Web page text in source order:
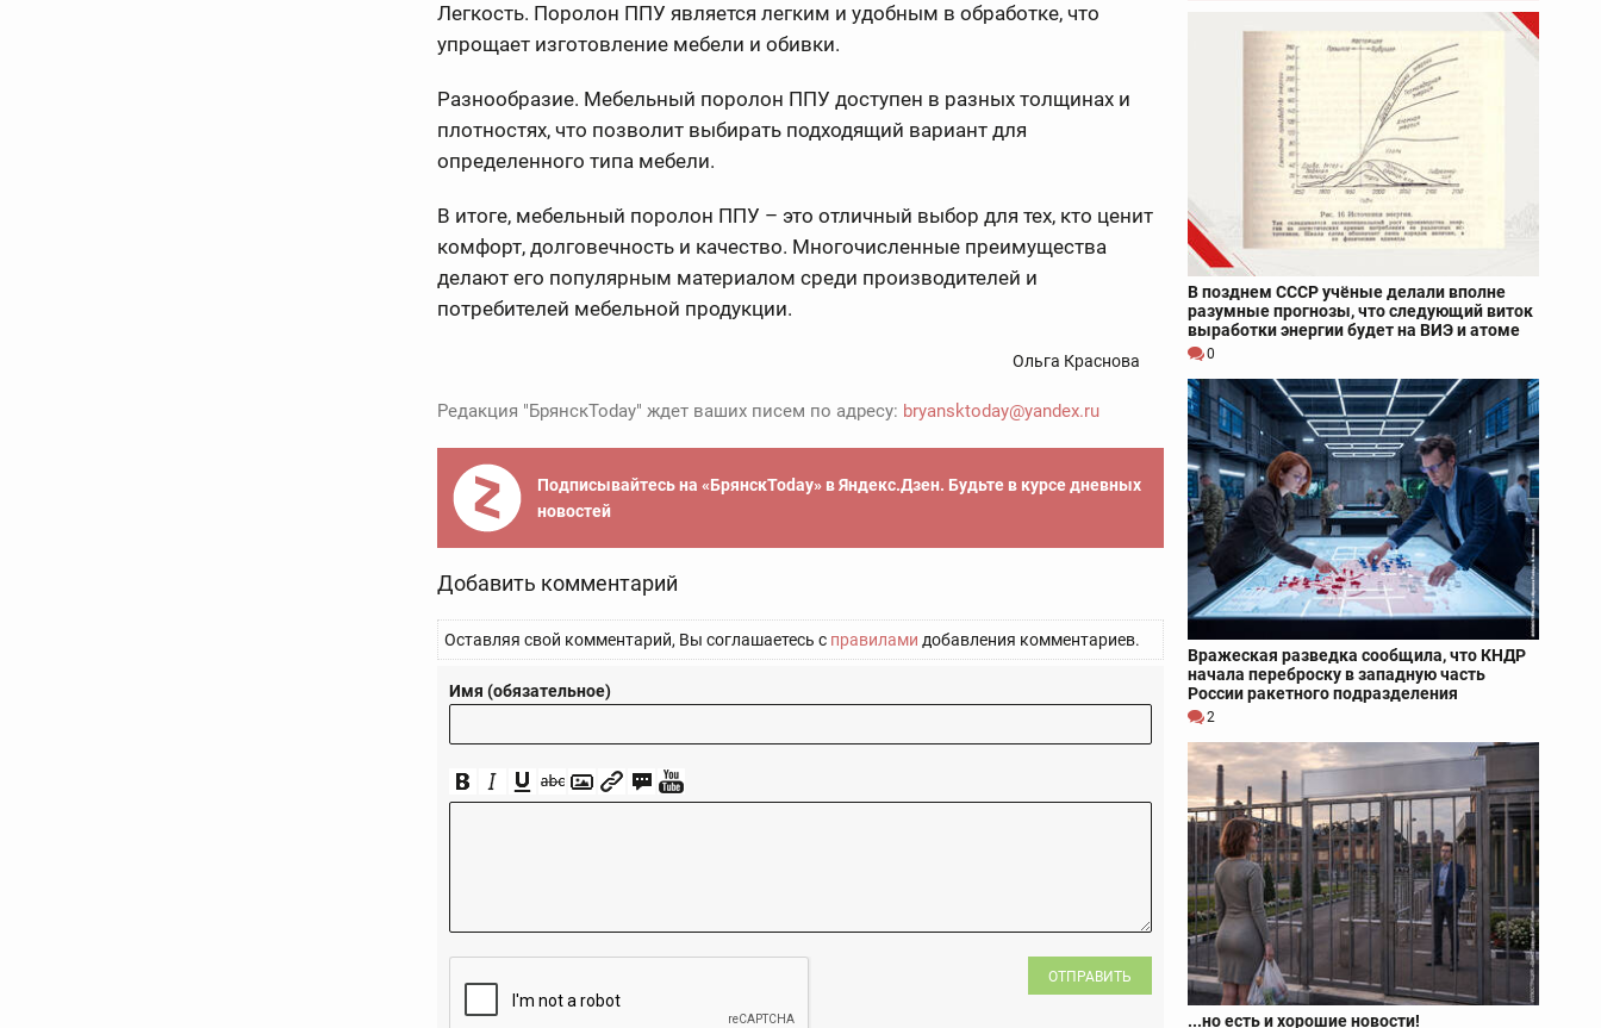
Легкость. Поролон ППУ является легким и удобным в обработке, что
упрощает изготовление мебели и обивки.
Разнообразие. Мебельный поролон ППУ доступен в разных толщинах и
плотностях, что позволит выбирать подходящий вариант для
определенного типа мебели.
В итоге, мебельный поролон ППУ – это отличный выбор для тех, кто ценит
комфорт, долговечность и качество. Многочисленные преимущества
делают его популярным материалом среди производителей и
потребителей мебельной продукции.
Ольга Краснова
Редакция "БрянскToday" ждет ваших писем по адресу: bryansktoday@yandex.ru
Подписывайтесь на «БрянскToday» в Яндекс.Дзен. Будьте в курсе дневных
новостей
Добавить комментарий
Оставляя свой комментарий, Вы соглашаетесь с правилами добавления комментариев.
Имя (обязательное)
ОТПРАВИТЬ
В позднем СССР учёные делали вполне
разумные прогнозы, что следующий виток
выработки энергии будет на ВИЭ и атоме
0
Вражеская разведка сообщила, что КНДР
начала переброску в западную часть
России ракетного подразделения
2
...но есть и хорошие новости!